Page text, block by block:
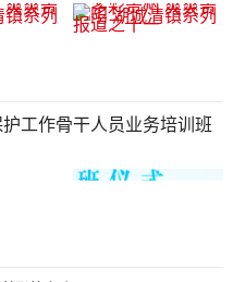
工作骨干人员业务培训班